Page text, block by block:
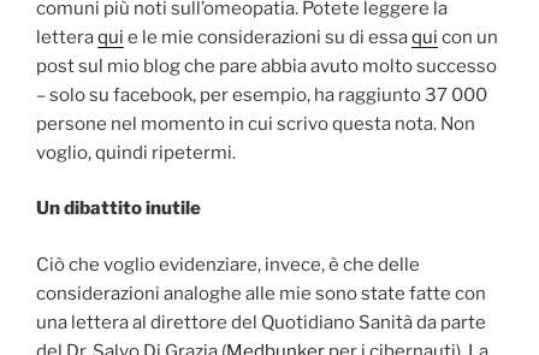
comuni più noti sull’omeopatia. Potete leggere la
letteraqui e le mie considerazioni su di essaqui con un
post sul mio blog che pare abbia avuto molto successo
– solo su facebook, per esempio, ha raggiunto 37 000
persone nel momento in cui scrivo questa nota. Non
voglio, quindi ripetermi.
Un dibattito inutile
Ciò che voglio evidenziare, invece, è che delle
considerazioni analoghe alle mie sono state fatte con
una lettera al direttore del Quotidiano Sanità da parte